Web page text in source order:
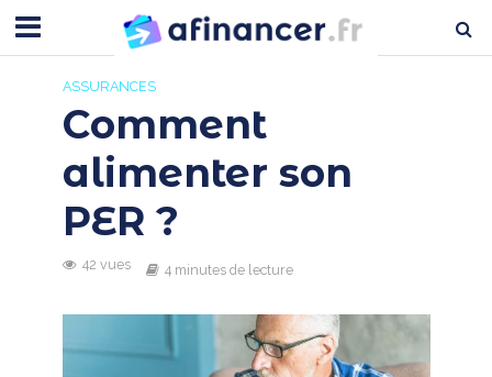
ASSURANCES
Comment
alimenter son
PER ?
42 vues 4 minutes de lecture